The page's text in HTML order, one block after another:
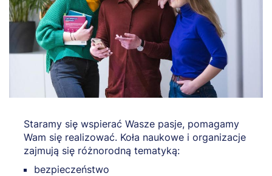
Staramy się wspierać Wasze pasje, pomagamy
Wam się realizować. Koła naukowe i organizacje
zajmują się różnorodną tematyką:
bezpieczeństwo